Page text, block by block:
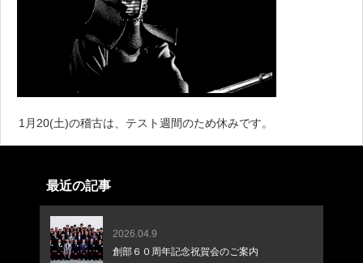
1月20(土)の稽古は、テスト週間のため休みです。
最近の記事
2026.04.9
創部６０周年記念祝賀会のご案内